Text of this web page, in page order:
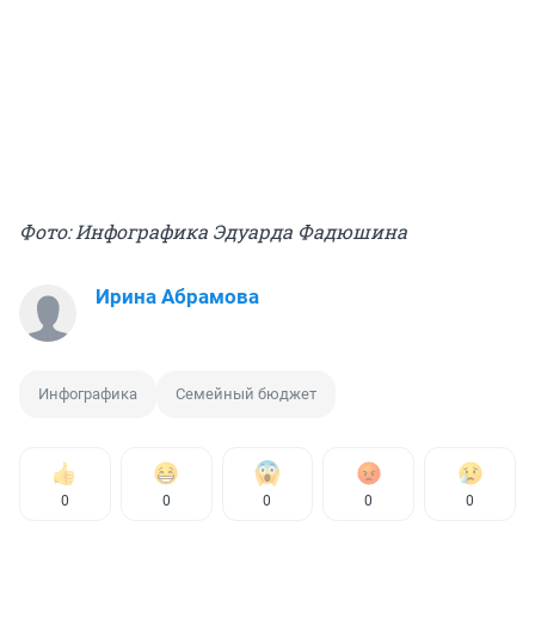
Фото: Инфографика Эдуарда Фадюшина
Ирина Абрамова
Инфографика Семейный бюджет
0 0 0 0 0